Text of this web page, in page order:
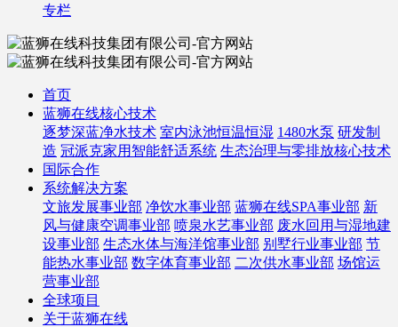
专栏
首页
蓝狮在线核心技术
逐梦深蓝净水技术 室内泳池恒温恒湿 1480水泵 研发制
造 冠派克家用智能舒适系统 生态治理与零排放核心技术
国际合作
系统解决方案
文旅发展事业部 净饮水事业部 蓝狮在线SPA事业部 新
风与健康空调事业部 喷泉水艺事业部 废水回用与湿地建
设事业部 生态水体与海洋馆事业部 别墅行业事业部 节
能热水事业部 数字体育事业部 二次供水事业部 场馆运
营事业部
全球项目
关于蓝狮在线